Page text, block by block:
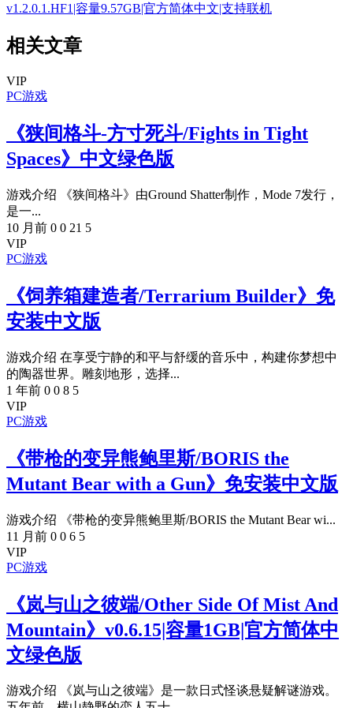
v1.2.0.1.HF1|容量9.57GB|官方简体中文|支持联机
相关文章
VIP
PC游戏
《狭间格斗-方寸死斗/Fights in Tight
Spaces》中文绿色版
游戏介绍 《狭间格斗》由Ground Shatter制作，Mode 7发行，
是一...
10 月前 0 0 21 5
VIP
PC游戏
《饲养箱建造者/Terrarium Builder》免
安装中文版
游戏介绍 在享受宁静的和平与舒缓的音乐中，构建你梦想中
的陶器世界。雕刻地形，选择...
1 年前 0 0 8 5
VIP
PC游戏
《带枪的变异熊鲍里斯/BORIS the
Mutant Bear with a Gun》免安装中文版
游戏介绍 《带枪的变异熊鲍里斯/BORIS the Mutant Bear wi...
11 月前 0 0 6 5
VIP
PC游戏
《岚与山之彼端/Other Side Of Mist And
Mountain》v0.6.15|容量1GB|官方简体中
文绿色版
游戏介绍 《岚与山之彼端》是一款日式怪谈悬疑解谜游戏。